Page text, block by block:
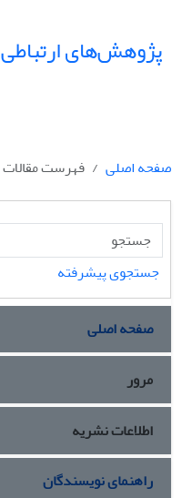
پژوهش‌های ارتباطی
صفحه اصلی
فهرست مقالات
جستجوی پیشرفته
صفحه اصلی
مرور
اطلاعات نشریه
راهنمای نویسندگان